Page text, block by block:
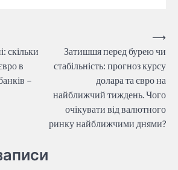
скільки
в
–
Затишшя перед бурею чи
стабільність: прогноз курсу
долара та євро на
найближчий тиждень. Чого
очікувати від валютного
ринку найближчими днями?
⟶